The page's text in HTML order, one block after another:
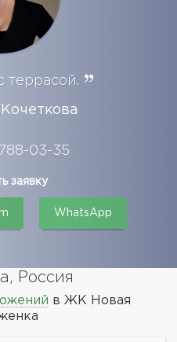
террасой.
03-35
заявку
WhatsApp
Россия
в ЖК Новая